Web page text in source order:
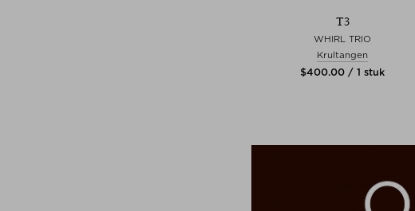
T3
WHIRL TRIO
Krultangen
$‌400.00 / 1 stuk